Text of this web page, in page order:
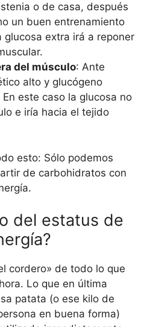
o de casa, después
un buen entrenamiento
glucosa extra irá a reponer
del músculo: Ante
alto y glucógeno
este caso la glucosa no
e iría hacia el tejido
esto: Sólo podemos
de carbohidratos con
del estatus de
cordero» de todo lo que
Lo que en última
patata (o ese kilo de
en buena forma)